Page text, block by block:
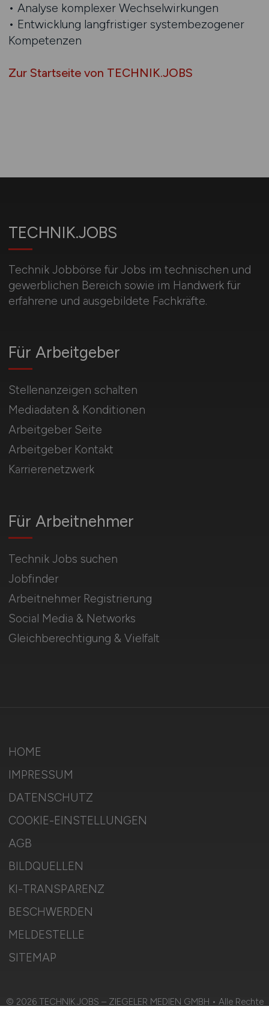
• Analyse komplexer Wechselwirkungen
• Entwicklung langfristiger systembezogener
Kompetenzen
Zur Startseite von TECHNIK.JOBS
TECHNIK.JOBS
Technik Jobbörse für Jobs im technischen und
gewerblichen Bereich sowie im Handwerk für
erfahrene und ausgebildete Fachkräfte.
Für Arbeitnehmer
Technik Jobs suchen
Jobfinder
Arbeitnehmer Registrierung
Social Media & Networks
Gleichberechtigung & Vielfalt
Für Arbeitgeber
Stellenanzeigen schalten
Mediadaten & Konditionen
Arbeitgeber Seite
Arbeitgeber Kontakt
Karrierenetzwerk
HOME
IMPRESSUM
DATENSCHUTZ
COOKIE-EINSTELLUNGEN
AGB
BILDQUELLEN
KI-TRANSPARENZ
BESCHWERDEN
MELDESTELLE
SITEMAP
© 2026 TECHNIK.JOBS – ZIEGELER MEDIEN GMBH • Alle Rechte